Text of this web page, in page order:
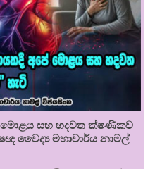
මොළය සහ හදවත ක්ෂණිකව
වෛද්‍ය මහාචාර්ය නාමල්